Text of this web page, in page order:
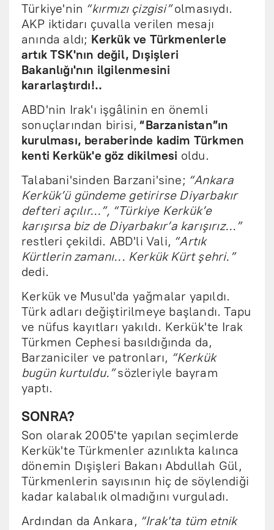
Türkiye'nin “kırmızı çizgisi”olmasıydı.
AKP iktidarı çuvalla verilen mesajı
anında aldı; Kerkük ve Türkmenlerle
artık TSK'nın değil, Dışişleri
Bakanlığı'nın ilgilenmesini
kararlaştırdı!..
ABD'nin Irak'ı işgâlinin en önemli
sonuçlarından birisi,“Barzanistan”ın
kurulması, beraberinde kadim Türkmen
kenti Kerkük'e göz dikilmesi oldu.
Talabani'sinden Barzani'sine; “Ankara
Kerkük’ü gündeme getirirse Diyarbakır
defteri açılır...”, “Türkiye Kerkük’e
karışırsa biz de Diyarbakır’a karışırız...”
restleri çekildi. ABD'li Vali, “Artık
Kürtlerin zamanı... Kerkük Kürt şehri.”
dedi.
Kerkük ve Musul'da yağmalar yapıldı.
Türk adları değiştirilmeye başlandı. Tapu
ve nüfus kayıtları yakıldı. Kerkük'te Irak
Türkmen Cephesi basıldığında da,
Barzaniciler ve patronları, “Kerkük
bugün kurtuldu.”sözleriyle bayram
yaptı.
SONRA?
Son olarak 2005'te yapılan seçimlerde
Kerkük'te Türkmenler azınlıkta kalınca
dönemin Dışişleri Bakanı Abdullah Gül,
Türkmenlerin sayısının hiç de söylendiği
kadar kalabalık olmadığını vurguladı.
Ardından da Ankara, “Irak'ta tüm etnik